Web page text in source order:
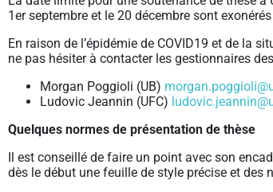
1er septembre et le 20 décembre sont
En raison de l’épidémie de COVID19 et de la
ne pas hésiter à contacter les gestionnaires
Morgan Poggioli (UB)
Ludovic Jeannin (UFC)
Quelques normes de présentation de thèse
Il est conseillé de faire un point avec son
dès le début une feuille de style précise et des